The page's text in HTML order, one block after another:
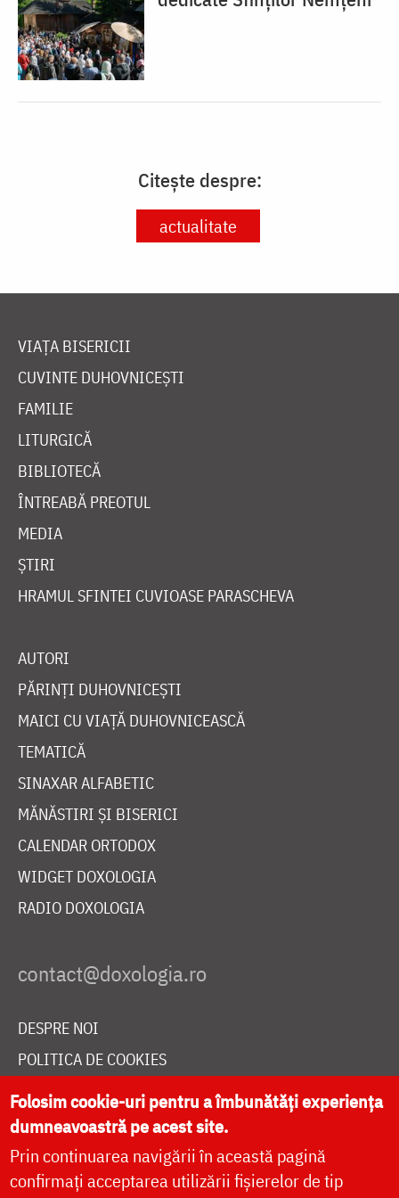
Citește despre:
actualitate
VIAȚA BISERICII
CUVINTE DUHOVNICEȘTI
FAMILIE
LITURGICĂ
BIBLIOTECĂ
ÎNTREABĂ PREOTUL
MEDIA
ȘTIRI
HRAMUL SFINTEI CUVIOASE PARASCHEVA
AUTORI
PĂRINȚI DUHOVNICEȘTI
MAICI CU VIAȚĂ DUHOVNICEASCĂ
TEMATICĂ
SINAXAR ALFABETIC
MĂNĂSTIRI ȘI BISERICI
CALENDAR ORTODOX
WIDGET DOXOLOGIA
RADIO DOXOLOGIA
DESPRE NOI
POLITICA DE COOKIES
DONEAZĂ ONLINE PENTRU CATEDRALA NAȚIONALĂ
LIVE
Folosim cookie-uri pentru a îmbunătăți experiența
dumneavoastră pe acest site.
Prin continuarea navigării în această pagină
confirmați acceptarea utilizării fișierelor de tip